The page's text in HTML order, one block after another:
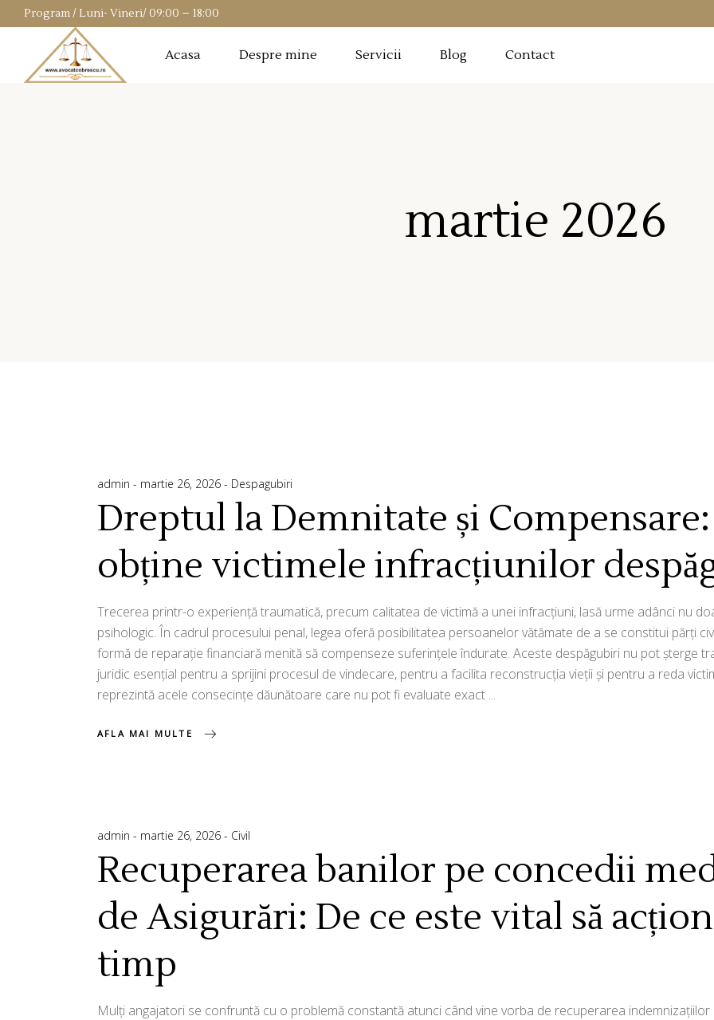
Program / Luni- Vineri/ 09:00 – 18:00
Acasa Despre mine Servicii Blog Contact
martie 2026
admin martie 26, 2026 Despagubiri
Dreptul la Demnitate și
obține victimele infracțiunilor
Trecerea printr-o experiență traumatică, precum calitatea de victimă a unei infracțiuni, lasă urme adânci nu
psihologic. În cadrul procesului penal, legea oferă posibilitatea persoanelor vătămate de a se constitui părți
formă de reparație financiară menită să compenseze suferințele îndurate. Aceste despăgubiri nu pot șterge
juridic esențial pentru a sprijini procesul de vindecare, pentru a facilita reconstrucția vieții și pentru a reda
reprezintă acele consecințe dăunătoare care nu pot fi evaluate exact
AFLA MAI MULTE
admin martie 26, 2026 Civil
Recuperarea banilor pe concedii
de Asigurări: De ce este vital să
timp
Mulți angajatori se confruntă cu o problemă constantă atunci când vine vorba de recuperarea